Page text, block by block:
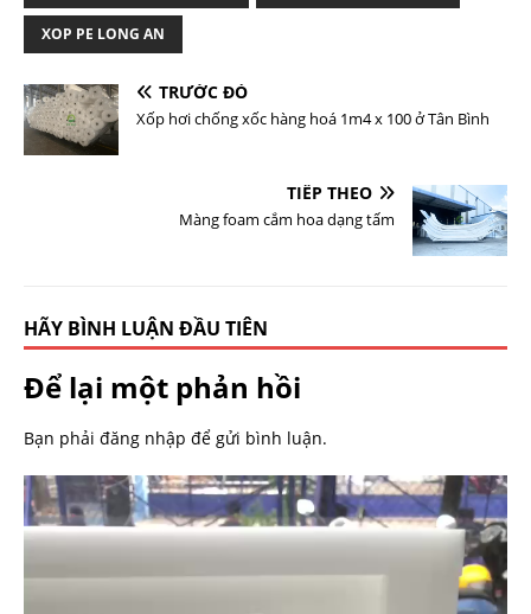
XOP PE LONG AN
TRƯỚC ĐÓ
Xốp hơi chống xốc hàng hoá 1m4 x 100 ở Tân Bình
TIẾP THEO
Màng foam cắm hoa dạng tấm
HÃY BÌNH LUẬN ĐẦU TIÊN
Để lại một phản hồi
Bạn phải đăng nhập để gửi bình luận.